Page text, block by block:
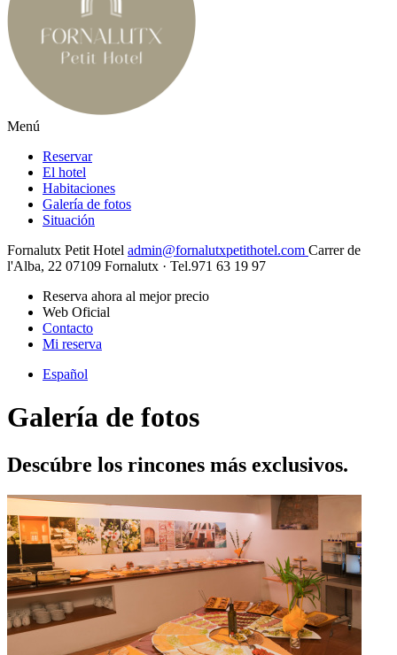
Menú
Reservar
El hotel
Habitaciones
Galería de fotos
Situación
Fornalutx Petit Hotel admin@fornalutxpetithotel.com Carrer de
l'Alba, 22 07109 Fornalutx · Tel.971 63 19 97
Reserva ahora al mejor precio
Web Oficial
Contacto
Mi reserva
Español
Galería de fotos
Descúbre los rincones más exclusivos.